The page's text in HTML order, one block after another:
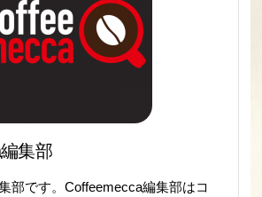
集部
部です。Coffeemecca編集部はコ